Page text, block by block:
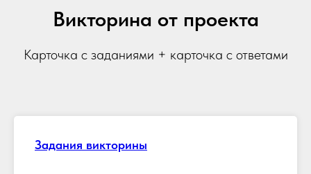
Викторина от проекта
Карточка с заданиями + карточка с ответами
Задания викторины